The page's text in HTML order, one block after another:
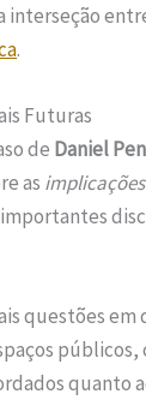
interseção
.
Futuras
de Daniel
as
questões em
públicos,
quanto